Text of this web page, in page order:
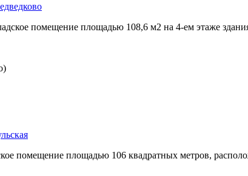
помещение площадью 108,­6 м2 на 4-ем этаже
помещение площадью 106 квадратных метров,­